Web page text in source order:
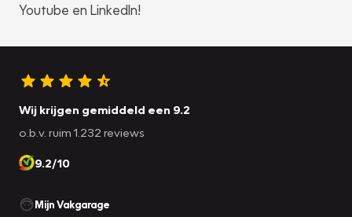
Youtube en LinkedIn!
Wij krijgen gemiddeld een 9.2
o.b.v. ruim 1.232 reviews
9.2/10
Mijn Vakgarage